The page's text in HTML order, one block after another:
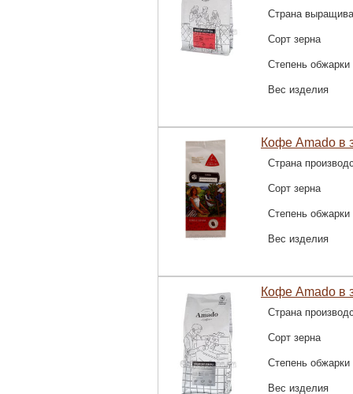
Страна
Сорт зерна
Степень обжарки
Вес изделия
Кофе Amado в
Страна
Сорт зерна
Степень обжарки
Вес изделия
Кофе Amado в
Страна
Сорт зерна
Степень обжарки
Вес изделия